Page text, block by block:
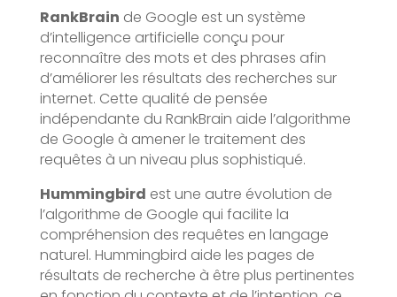
RankBrain de Google est un système
d’intelligence artificielle conçu pour
reconnaître des mots et des phrases afin
d’améliorer les résultats des recherches sur
internet. Cette qualité de pensée
indépendante du RankBrain aide l’algorithme
de Google à amener le traitement des
requêtes à un niveau plus sophistiqué.
Hummingbird est une autre évolution de
l’algorithme de Google qui facilite la
compréhension des requêtes en langage
naturel. Hummingbird aide les pages de
résultats de recherche à être plus pertinentes